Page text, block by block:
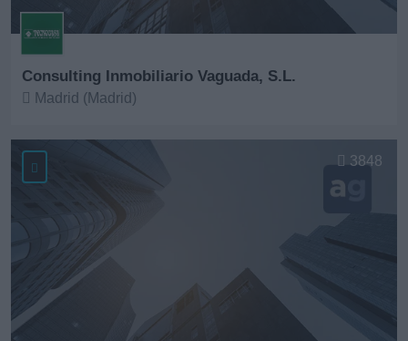
Consulting Inmobiliario Vaguada, S.L.
Madrid (Madrid)
3848